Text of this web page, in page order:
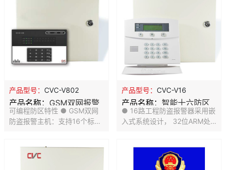
检测技术，永不死机，一直在
心通讯功能，TCP/IP网络信息
高速传输 ◆电话远程控制和远
问题 ◆铁箱+键盘方式，最多
可以扩展6个键盘
主机进行远程布撤 ◆时时心跳
检测技术，永不死机，一直在
心通讯功能，TCP/IP网络信息
高速传输 ◆电话远程控制和远
程电话编程功能 ◆有线智能防
问题 ◆铁箱+键盘方式，最多
可以扩展6个键盘
产品型号： CVC-V802
产品名称： GSM双网报警
主机
可编程防区特性 ● GSM双网
防盗报警主机：支持16个标准
● 每个接线防区均可设置为包
产品型号： CVC-V16
产品名称： 智能十六防区
有线报警主机
● 16路工程防盗报警器采用嵌
入式系统设计， 32位ARM处
防区，16个无线防区，有线、
无线兼容，有线防区都采用了